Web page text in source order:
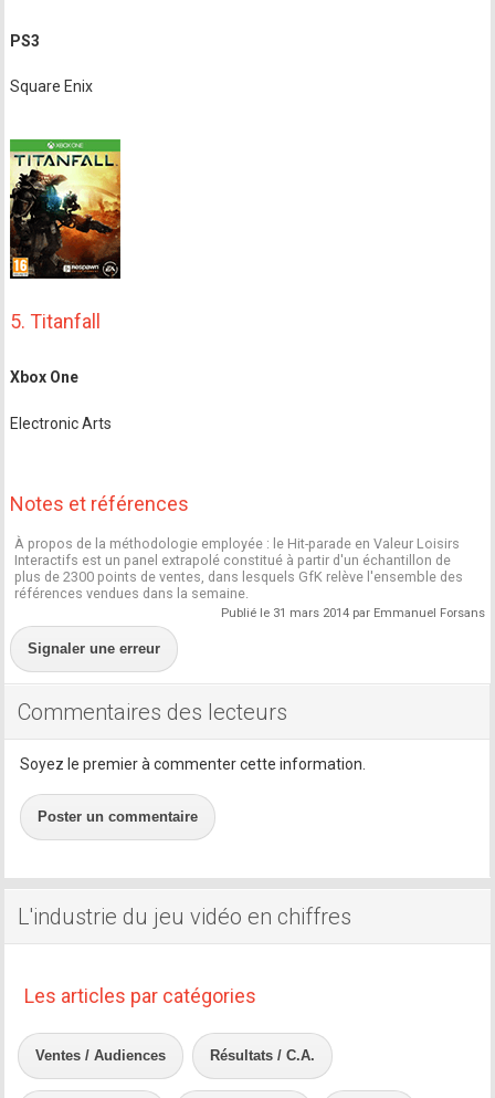
PS3
Square Enix
5. Titanfall
Xbox One
Electronic Arts
Notes et références
À propos de la méthodologie employée : le Hit-parade en Valeur Loisirs
Interactifs est un panel extrapolé constitué à partir d'un échantillon de
plus de 2300 points de ventes, dans lesquels GfK relève l'ensemble des
références vendues dans la semaine.
Publié le 31 mars 2014 par Emmanuel Forsans
Signaler une erreur
Commentaires des lecteurs
Soyez le premier à commenter cette information.
Poster un commentaire
L'industrie du jeu vidéo en chiffres
Les articles par catégories
Ventes / Audiences Résultats / C.A.